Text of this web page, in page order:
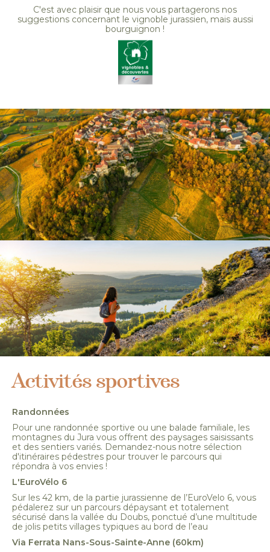
C'est avec plaisir que nous vous partagerons nos
suggestions concernant le vignoble jurassien, mais aussi
bourguignon !
Activités sportives
Randonnées
Pour une randonnée sportive ou une balade familiale, les
montagnes du Jura vous offrent des paysages saisissants
et des sentiers variés. Demandez-nous notre sélection
d'itinéraires pédestres pour trouver le parcours qui
répondra à vos envies !
L'EuroVélo 6
Sur les 42 km, de la partie jurassienne de l’EuroVelo 6, vous
pédalerez sur un parcours dépaysant et totalement
sécurisé dans la vallée du Doubs, ponctué d’une multitude
de jolis petits villages typiques au bord de l’eau
Via Ferrata Nans-Sous-Sainte-Anne (60km)